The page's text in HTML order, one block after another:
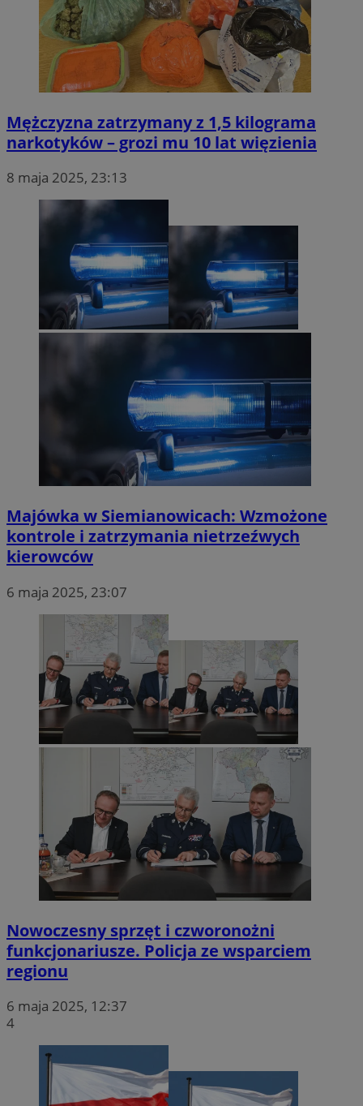
Mężczyzna zatrzymany z 1,5 kilograma
narkotyków – grozi mu 10 lat więzienia
8 maja 2025, 23:13
Majówka w Siemianowicach: Wzmożone
kontrole i zatrzymania nietrzeźwych
kierowców
6 maja 2025, 23:07
Nowoczesny sprzęt i czworonożni
funkcjonariusze. Policja ze wsparciem
regionu
6 maja 2025, 12:37
4